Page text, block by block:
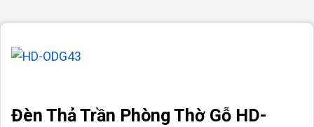
Đèn Thả Trần Phòng Thờ Gỗ HD-